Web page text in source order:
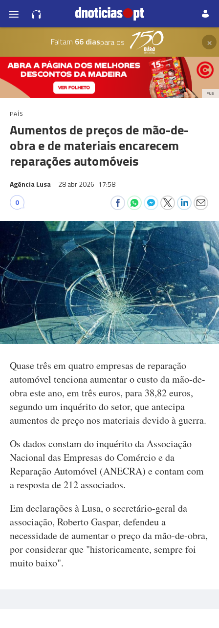
Faltam 66 diaspara os ×
PUB
PAÍS
Aumentos de preços de mão-de-
obra e de materiais encarecem
reparações automóveis
Agência Lusa 28 abr 2026 17:58
0
Quase três em quatro empresas de reparação
automóvel tenciona aumentar o custo da mão-de-
obra este ano, em três euros, para 38,82 euros,
segundo um inquérito do setor, que antecipa
aumentos de preço nos materiais devido à guerra.
Os dados constam do inquérito da Associação
Nacional das Empresas do Comércio e da
Reparação Automóvel (ANECRA) e contam com
a resposta de 212 associados.
Em declarações à Lusa, o secretário-geral da
associação, Roberto Gaspar, defendeu a
necessidade de aumentar o preço da mão-de-obra,
por considerar que "historicamente, sempre foi
muito baixo".